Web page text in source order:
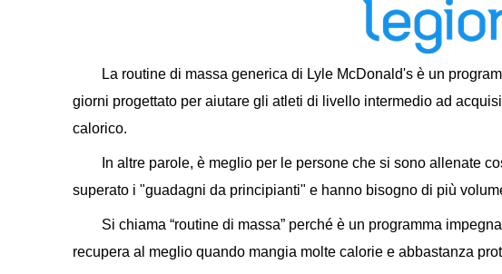
La routine di massa generica di Lyle McDonald's è un
giorni progettato per aiutare gli atleti di livello intermedio ad
calorico.
In altre parole, è meglio per le persone che si sono allenate
superato i "guadagni da principianti" e hanno bisogno di più
Si chiama “routine di massa” perché è un programma
recupera al meglio quando mangia molte calorie e abbastanza